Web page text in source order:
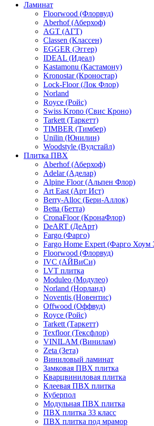
Ламинат
Floorwood (Флорвуд)
Aberhof (Аберхоф)
AGT (АГТ)
Classen (Классен)
EGGER (Эггер)
IDEAL (Идеал)
Kastamonu (Кастамону)
Kronostar (Кроностар)
Lock-Floor (Лок Флор)
Norland
Royce (Ройс)
Swiss Krono (Свис Кроно)
Tarkett (Таркетт)
TIMBER (Тимбер)
Unilin (Юнилин)
Woodstyle (Вудстайл)
Плитка ПВХ
Aberhof (Аберхоф)
Adelar (Аделар)
Alpine Floor (Альпен Флор)
Art East (Арт Ист)
Berry-Alloc (Бери-Аллок)
Betta (Бетта)
CronaFloor (КронаФлор)
DeART (ДеАрт)
Fargo (Фарго)
Fargo Home Expert (Фарго Хоум
Floorwood (Флорвуд)
IVC (АЙВиСи)
LVT плитка
Moduleo (Модулео)
Norland (Норланд)
Noventis (Новентис)
Offwood (Оффвуд)
Royce (Ройс)
Tarkett (Таркетт)
Texfloor (Тексфлор)
VINILAM (Винилам)
Zeta (Зета)
Виниловый ламинат
Замковая ПВХ плитка
Кварцвиниловая плитка
Клеевая ПВХ плитка
Куберпол
Модульная ПВХ плитка
ПВХ плитка 33 класс
ПВХ плитка под мрамор